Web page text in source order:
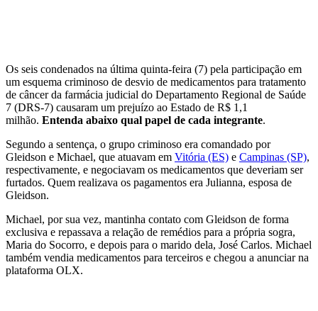
Os seis condenados na última quinta-feira (7) pela participação em
um esquema criminoso de desvio de medicamentos para tratamento
de câncer da farmácia judicial do Departamento Regional de Saúde
7 (DRS-7) causaram um prejuízo ao Estado de R$ 1,1
milhão. Entenda abaixo qual papel de cada integrante.
Segundo a sentença, o grupo criminoso era comandado por
Gleidson e Michael, que atuavam em Vitória (ES) e Campinas (SP),
respectivamente, e negociavam os medicamentos que deveriam ser
furtados. Quem realizava os pagamentos era Julianna, esposa de
Gleidson.
Michael, por sua vez, mantinha contato com Gleidson de forma
exclusiva e repassava a relação de remédios para a própria sogra,
Maria do Socorro, e depois para o marido dela, José Carlos. Michael
também vendia medicamentos para terceiros e chegou a anunciar na
plataforma OLX.